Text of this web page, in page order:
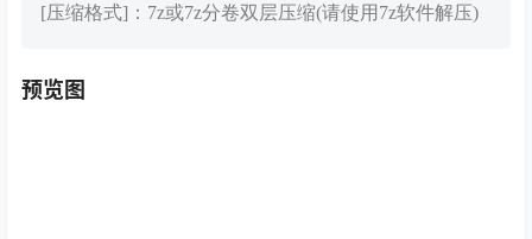
[压缩格式]：7z或7z分卷双层压缩(请使用7z软件解压)
预览图